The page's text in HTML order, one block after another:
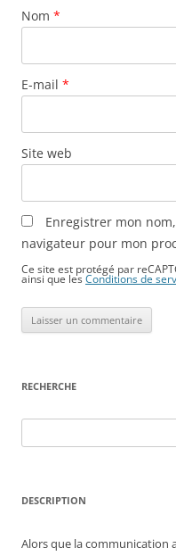
Nom *
E-mail *
Site web
Enregistrer mon
navigateur pour mon
Ce site est protégé par
ainsi que lesConditions de
RECHERCHE
DESCRIPTION
Alors que la communication